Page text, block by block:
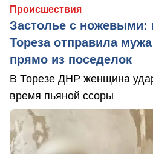
Происшествия
Застолье с ножевыми:
Тореза отправила
прямо из поседелок
В Торезе ДНР женщина
время пьяной ссоры